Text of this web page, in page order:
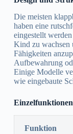
Die meisten
haben eine
eingestellt
Kind zu wachsen
Fähigkeiten
Aufbewahrung
Einige Modelle
wie eingebaute
Einzelfunktionen
Funktion